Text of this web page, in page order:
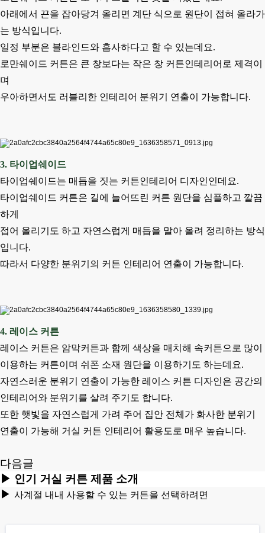
아래에서 끈을 잡아당겨 올리면 계단 식으로 원단이 접혀 올라가
는 방식입니다.
일정 부분은 블라인드와 흡사하다고 할 수 있는데요.
로만쉐이드 커튼은 큰 창보다는 작은 창 커튼인테리어로 제격이
며
우아하면서도 러블리한 인테리어 분위기 연출이 가능합니다.
3. 타이업쉐이드
타이업쉐이드는 매듭을 짓는 커튼인테리어 디자인인데요.
타이업쉐이드 커튼은 길에 늘어뜨린 커튼 원단을 심플하고 깔끔
하게
접어 올리기도 하고 자연스럽게 매듭을 말아 올려 정리하는 방식
입니다.
따라서 다양한 분위기의 커튼 인테리어 연출이 가능합니다.
4. 레이스 커튼
레이스 커튼은 암막커튼과 함께 색상을 매치해 속커튼으로 많이
이용하는 커튼이며 쉬폰 소재 원단을 이용하기도 하는데요.
자연스러운 분위기 연출이 가능한 레이스 커튼 디자인은 공간의
인테리어와 분위기를 살려 주기도 합니다.
또한 햇빛을 자연스럽게 가려 주어 집안 전체가 화사한 분위기
연출이 가능해 거실 커튼 인테리어 활용도로 매우 높습니다.
다음글
▶ 인기 거실 커튼 제품 소개
▶ 사계절 내내 사용할 수 있는 커튼을 선택하려면